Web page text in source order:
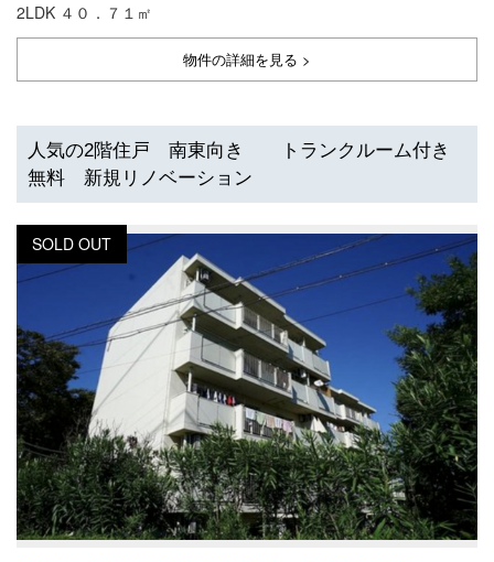
2LDK ４０．７１㎡
物件の詳細を見る >
人気の2階住戸 南東向き トランクルーム付き
無料 新規リノベーション
SOLD OUT